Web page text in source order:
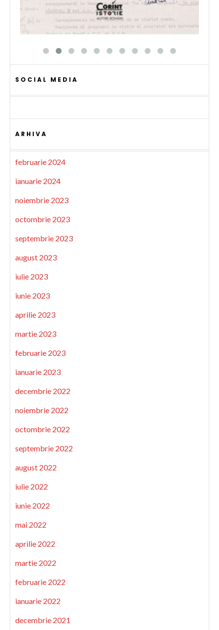
SOCIAL MEDIA
ARHIVA
februarie 2024
ianuarie 2024
noiembrie 2023
octombrie 2023
septembrie 2023
august 2023
iulie 2023
iunie 2023
aprilie 2023
martie 2023
februarie 2023
ianuarie 2023
decembrie 2022
noiembrie 2022
octombrie 2022
septembrie 2022
august 2022
iulie 2022
iunie 2022
mai 2022
aprilie 2022
martie 2022
februarie 2022
ianuarie 2022
decembrie 2021